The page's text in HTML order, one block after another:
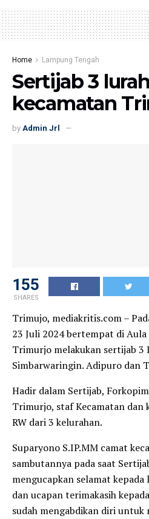
Home Lampung Tengah
Sertijab 3
kecamatan
by Admin Jrl
155
SHARES
Trimujo, mediakritis.com –
23 Juli 2024 bertempat di
Trimurjo melakukan sertijab 3
Simbarwaringin. Adipuro dan
Hadir dalam Sertijab,
Trimurjo, staf Kecamatan dan
RW dari 3 kelurahan.
Suparyono S.IP.MM camat
sambutannya pada saat
mengucapkan selamat
dan ucapan terimakasih
sudah mengabdikan diri untuk